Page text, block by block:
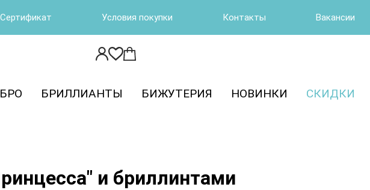
Сертификат Условия покупки Контакты Вакансии
БРИЛЛИАНТЫ БИЖУТЕРИЯ НОВИНКИ СКИДКИ
и бриллинтами